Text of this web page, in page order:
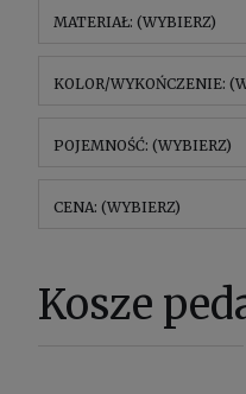
MATERIAŁ: (WYBIERZ)
KOLOR/WYKOŃCZENIE:
POJEMNOŚĆ: (WYBIERZ)
CENA: (WYBIERZ)
Kosze